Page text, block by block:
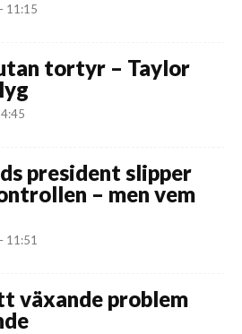
11:15
tortyr – Taylor
president slipper
– men vem
11:51
växande problem